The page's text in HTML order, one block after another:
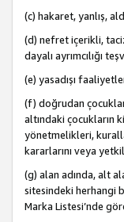
(c) hakaret, yanlış,
(d) nefret içerikli,
dayalı ayrımcılığı
(e) yasadışı
(f) doğrudan
altındaki çocukların
yönetmelikleri,
kararlarını veya
(g) alan adında, alt
sitesindeki herhangi
Marka Listesi’nde